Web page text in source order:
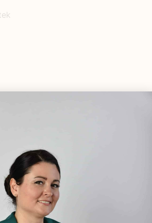
Viselj gyógynövényt
mindennap!..munkában vagy séta
közben, Te döntesz.
2024.11.20.